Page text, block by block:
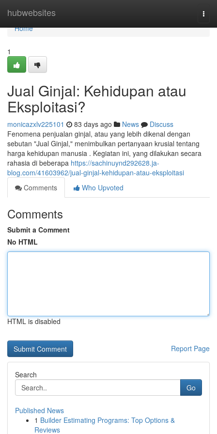
hubwebsites
Home
Home
1
Jual Ginjal: Kehidupan atau
Eksploitasi?
monicazxlv225101 83 days ago News
Discuss
Fenomena penjualan ginjal, atau yang lebih dikenal dengan
sebutan "Jual Ginjal," menimbulkan pertanyaan krusial tentang
harga kehidupan manusia . Kegiatan ini, yang dilakukan secara
rahasia di beberapa https://sachinuynd292628.ja-
blog.com/41603962/jual-ginjal-kehidupan-atau-eksploitasi
Comments
Who Upvoted
Comments
Submit a Comment
No HTML
HTML is disabled
Report Page
Search
Go
Published News
1 Builder Estimating Programs: Top Options &
Reviews